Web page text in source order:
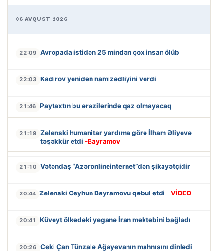
06 AVQUST 2026
22:09 Avropada istidən 25 mindən çox insan ölüb
22:03 Kadırov yenidən namizədliyini verdi
21:46 Paytaxtın bu ərazilərində qaz olmayacaq
21:19
Zelenski humanitar yardıma görə İlham Əliyevə
təşəkkür etdi -Bayramov
21:10 Vətəndaş “Azəronlineinternet”dən şikayətçidir
20:44 Zelenski Ceyhun Bayramovu qəbul etdi - VİDEO
20:41 Küveyt ölkədəki yeganə İran məktəbini bağladı
20:26 Ceki Çan Tünzalə Ağayevanın mahnısını dinlədi